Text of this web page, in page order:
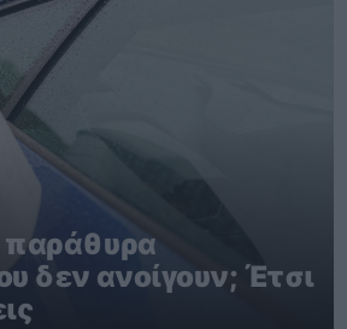
παράθυρα
δεν ανοίγουν; Έτσι